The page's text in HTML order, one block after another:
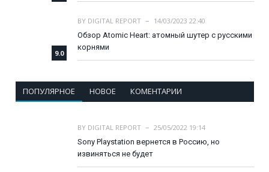
9.0
BY DIGITAL REPORT
14/03/2023 22:40
Обзор Atomic Heart: атомный шутер с русскими
корнями
ПОПУЛЯРНОЕ НОВОЕ КОМЕНТАРИИ
BY DIGITAL REPORT
25/05/2022 19:14
Sony Playstation вернется в Россию, но
извиняться не будет